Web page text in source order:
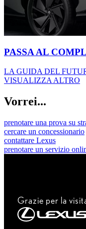
PASSA AL
LA GUIDA DEL
VISUALIZZA ALTRO
Vorrei...
prenotare una prova su
cercare un concessionario
contattare Lexus
prenotare un servizio
Grazie per la